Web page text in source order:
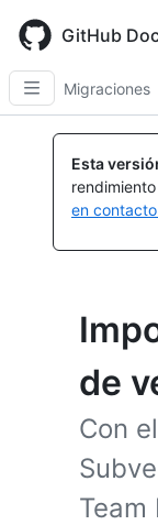
main
content
GitHub
Migraciones
Esta
en
de
Con